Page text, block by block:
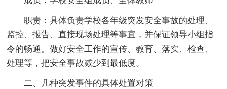
职责：具体负责学校各年级突发安全事故的处理、
监控、报告、直接现场处理等事宜，并保证领导小组指
令的畅通。做好安全工作的宣传、教育、落实、检查、
处理等，把安全事故减少到最低度。
二、几种突发事件的具体处置对策